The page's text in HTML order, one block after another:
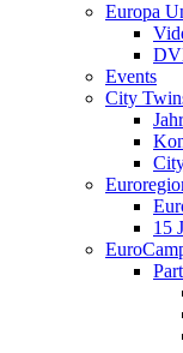
Europa
Events
City
15